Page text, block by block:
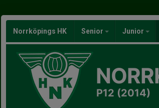
Norrköpings HK Senior Junior
P12 (2014)